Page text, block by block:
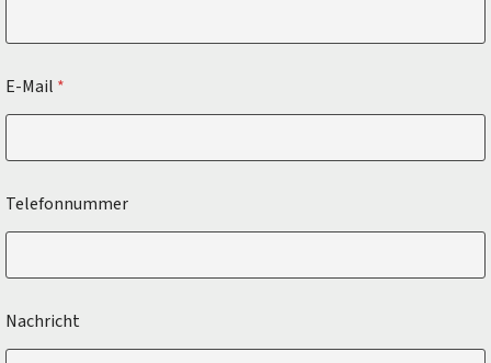
E-Mail *
Telefonnummer
Nachricht